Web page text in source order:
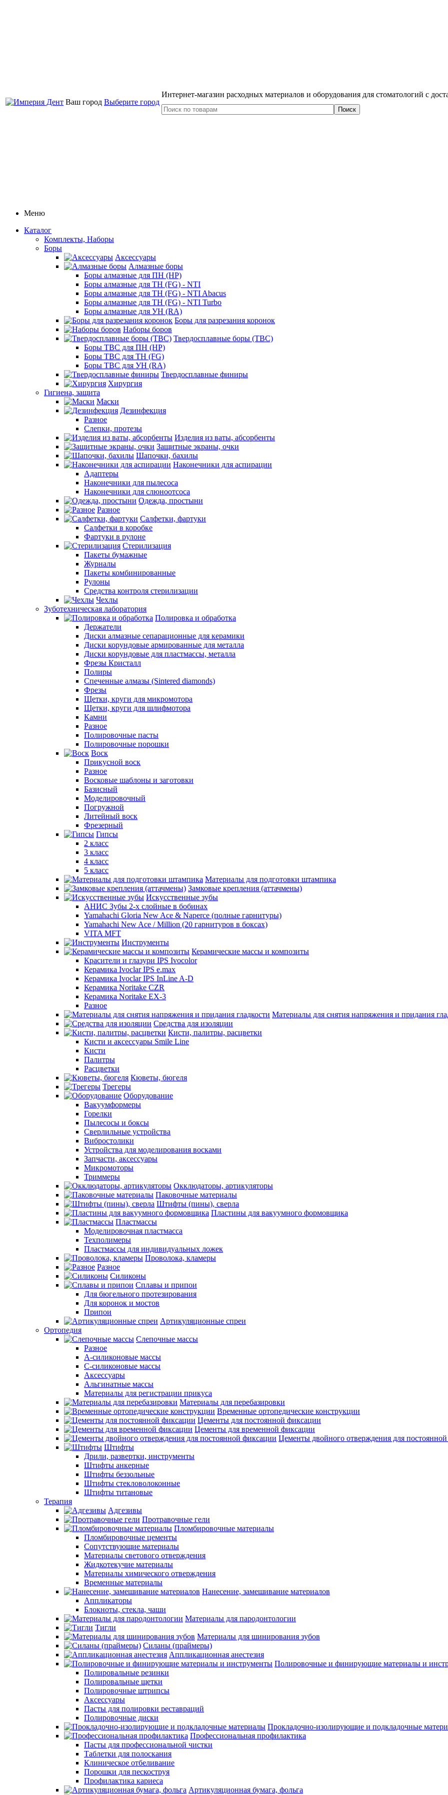
Ваш город Выберите город
Интернет-магазин расходных материалов и оборудования для стоматологий с
Меню
Каталог
Комплекты, Наборы
Боры
Аксессуары
Алмазные боры
Боры алмазные для ПН (HP)
Боры алмазные для ТН (FG) - NTI
Боры алмазные для ТН (FG) - NTI Abacus
Боры алмазные для ТН (FG) - NTI Turbo
Боры алмазные для УН (RA)
Боры для разрезания коронок
Наборы боров
Твердосплавные боры (ТВС)
Боры ТВС для ПН (HP)
Боры ТВС для ТН (FG)
Боры ТВС для УН (RA)
Твердосплавные финиры
Хирургия
Гигиена, защита
Маски
Дезинфекция
Разное
Слепки, протезы
Изделия из ваты, абсорбенты
Защитные экраны, очки
Шапочки, бахилы
Наконечники для аспирации
Адаптеры
Наконечники для пылесоса
Наконечники для слюноотсоса
Одежда, простыни
Разное
Салфетки, фартуки
Салфетки в коробке
Фартуки в рулоне
Стерилизация
Пакеты бумажные
Журналы
Пакеты комбинированные
Рулоны
Средства контроля стерилизации
Чехлы
Зуботехническая лаборатория
Полировка и обработка
Держатели
Диски алмазные сепарационные для керамики
Диски корундовые армированные для металла
Диски корундовые для пластмассы, металла
Фрезы Кристалл
Полиры
Спеченные алмазы (Sintered diamonds)
Фрезы
Щетки, круги для микромотора
Щетки, круги для шлифмотора
Камни
Разное
Полировочные пасты
Полировочные порошки
Воск
Прикусной воск
Разное
Восковые шаблоны и заготовки
Базисный
Моделировочный
Погружной
Литейный воск
Фрезерный
Гипсы
2 класс
3 класс
4 класс
5 класс
Материалы для подготовки штампика
Замковые крепления (аттачмены)
Искусственные зубы
АНИС Зубы 2-х слойные в бобинах
Yamahachi Gloria New Ace & Naperce (полные гарнитуры)
Yamahachi New Ace / Million (20 гарнитуров в боксах)
VITA MFT
Инструменты
Керамические массы и композиты
Красители и глазури IPS Ivocolor
Керамика Ivoclar IPS e.max
Керамика Ivoclar IPS InLine A-D
Керамика Noritake CZR
Керамика Noritake EX-3
Разное
Материалы для снятия напряжения и придания
Средства для изоляции
Кисти, палитры, расцветки
Кисти и аксессуары Smile Line
Кисти
Палитры
Расцветки
Кюветы, бюгеля
Трегеры
Оборудование
Вакуумформеры
Горелки
Пылесосы и боксы
Сверлильные устройства
Вибростолики
Устройства для моделирования восками
Запчасти, аксессуары
Микромоторы
Триммеры
Окклюдаторы, артикуляторы
Паковочные материалы
Штифты (пины), сверла
Пластины для вакуумного формовщика
Пластмассы
Моделировочная пластмасса
Техполимеры
Пластмассы для индивидуальных ложек
Проволока, кламеры
Разное
Силиконы
Сплавы и припои
Для бюгельного протезирования
Для коронок и мостов
Припои
Артикуляционные спреи
Ортопедия
Слепочные массы
Разное
А-силиконовые массы
С-силиконовые массы
Аксессуары
Альгинатные массы
Материалы для регистрации прикуса
Материалы для перебазировки
Временные ортопедические конструкции
Цементы для постоянной фиксации
Цементы для временной фиксации
Цементы двойного отверждения для
Штифты
Дрили, развертки, инструменты
Штифты анкерные
Штифты беззольные
Штифты стекловолоконные
Штифты титановые
Терапия
Адгезивы
Протравочные гели
Пломбировочные материалы
Пломбировочные цементы
Сопутствующие материалы
Материалы светового отверждения
Жидкотекучие материалы
Материалы химического отверждения
Временные материалы
Нанесение, замешивание материалов
Аппликаторы
Блокноты, стекла, чаши
Материалы для пародонтологии
Тигли
Материалы для шинирования зубов
Силаны (праймеры)
Аппликационная анестезия
Полировочные и финирующие материалы и
Полировальные резинки
Полировальные щетки
Полировочные штрипсы
Аксессуары
Пасты для полировки реставраций
Полировочные диски
Прокладочно-изолирующие и подкладочные
Профессиональная профилактика
Пасты для профессиональной чистки
Таблетки для полоскания
Клиническое отбеливание
Порошки для пескоструя
Профилактика кариеса
Артикуляционная бумага, фольга